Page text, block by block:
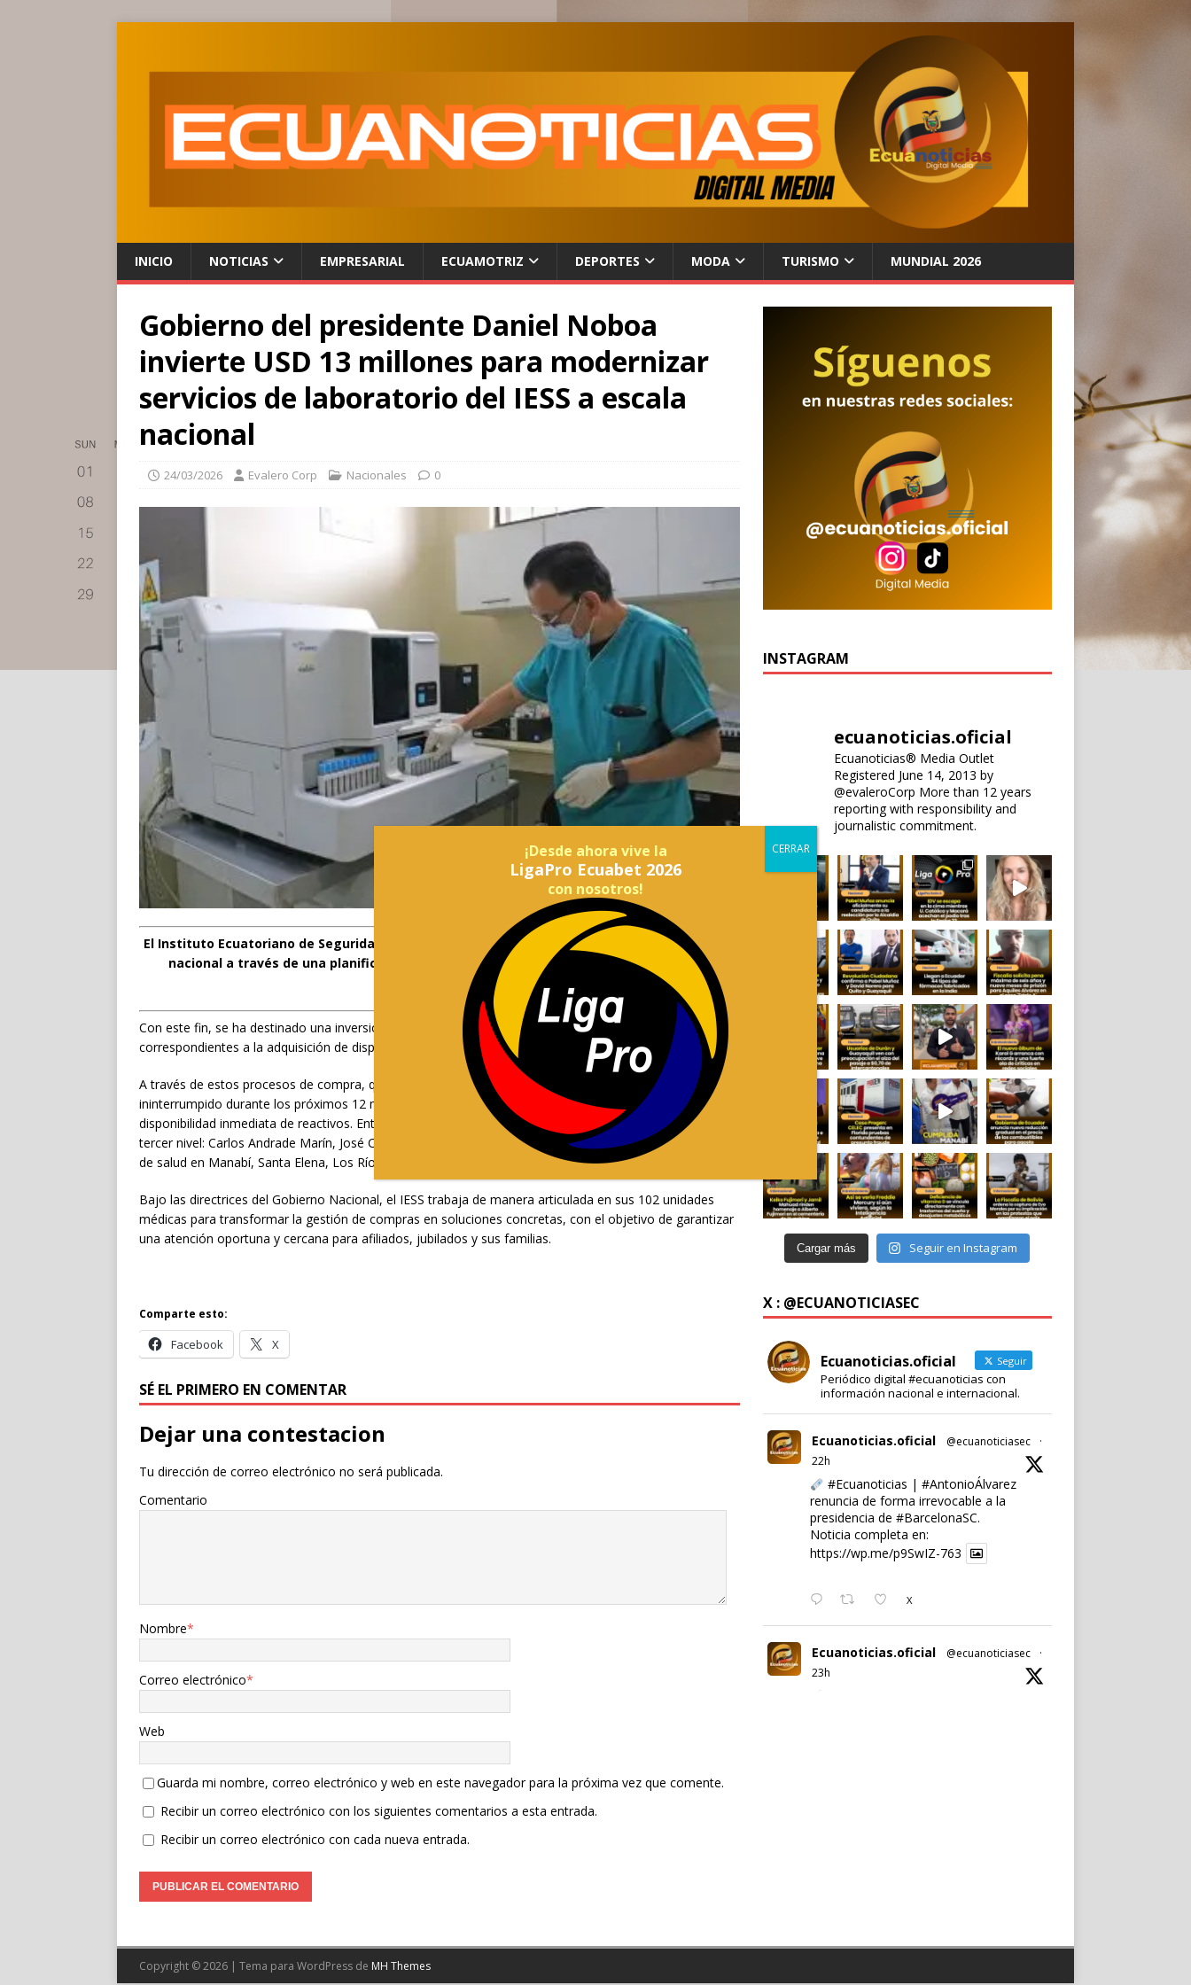
INICIO NOTICIAS EMPRESARIAL ECUAMOTRIZ DEPORTES MODA TURISMO MUNDIAL 2026
Gobierno del presidente Daniel Noboa
invierte USD 13 millones para modernizar
servicios de laboratorio del IESS a escala
nacional
24/03/2026 Evalero Corp Nacionales 0
El Instituto Ecuatoriano de Seguridad Social (IESS) fortalece su capacidad operativa a escala
nacional a través de una planificación estratégica enfocada en la continuidad de los
servicios de salud.
Con este fin, se ha destinado una inversión superior a los USD 13 millones para la ejecución contractual
correspondientes a la adquisición de dispositivos médicos para los servicios de laboratorio.
A través de estos procesos de compra, que incluyen apoyo tecnológico, el IESS asegura un servicio
ininterrumpido durante los próximos 12 meses, permitiendo que los hospitales cuenten con
disponibilidad inmediata de reactivos. Entre las unidades beneficiadas se encuentran los hospitales de
tercer nivel: Carlos Andrade Marín, José Carrasco Arteaga y Teodoro Maldonado Carbo, así como casas
de salud en Manabí, Santa Elena, Los Ríos y Chimborazo.
Bajo las directrices del Gobierno Nacional, el IESS trabaja de manera articulada en sus 102 unidades
médicas para transformar la gestión de compras en soluciones concretas, con el objetivo de garantizar
una atención oportuna y cercana para afiliados, jubilados y sus familias.
Comparte esto:
Facebook X
SÉ EL PRIMERO EN COMENTAR
Dejar una contestacion
Tu dirección de correo electrónico no será publicada.
Comentario
Nombre*
Correo electrónico*
Web
Guarda mi nombre, correo electrónico y web en este navegador para la próxima vez que comente.
Recibir un correo electrónico con los siguientes comentarios a esta entrada.
Recibir un correo electrónico con cada nueva entrada.
INSTAGRAM
ecuanoticias.oficial
Ecuanoticias® Media Outlet
Registered June 14, 2013 by
@evaleroCorp More than 12 years
reporting with responsibility and
journalistic commitment.
Cargar más Seguir en Instagram
X : @ECUANOTICIASEC
Ecuanoticias.oficial Seguir
Periódico digital #ecuanoticias con
información nacional e internacional.
Ecuanoticias.oficial @ecuanoticiasec
·
22h
#Ecuanoticias | #AntonioÁlvarez
renuncia de forma irrevocable a la
presidencia de #BarcelonaSC.
Noticia completa en:
https://wp.me/p9SwIZ-763
X
Ecuanoticias.oficial @ecuanoticiasec
·
23h
Copyright © 2026 | Tema para WordPress de MH Themes
¡Desde ahora vive la
LigaPro Ecuabet 2026
con nosotros!